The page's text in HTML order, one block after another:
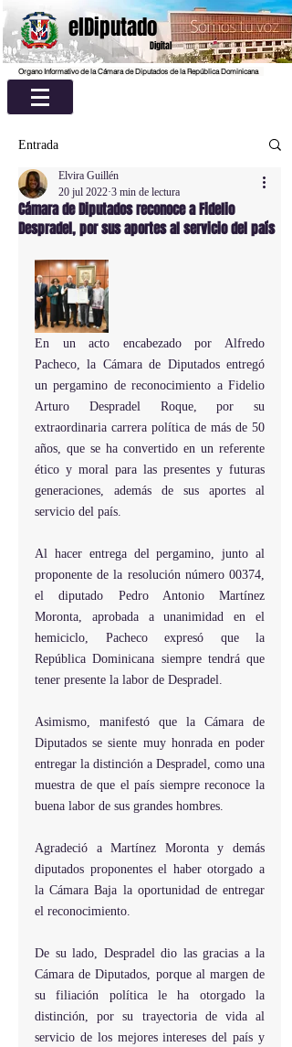
elDiputado
Digital
Organo Informativo de la Cámara de Diputados de la República Dominicana
Entrada
Cámara de Diputados reconoce a Fidelio
Despradel, por sus aportes al servicio del país
Elvira Guillén
20 jul 2022 3 min de lectura
En un acto encabezado por Alfredo
Pacheco, la Cámara de Diputados entregó
un pergamino de reconocimiento a Fidelio
Arturo Despradel Roque, por su
extraordinaria carrera política de más de 50
años, que se ha convertido en un referente
ético y moral para las presentes y futuras
generaciones, además de sus aportes al
servicio del país.
Al hacer entrega del pergamino, junto al
proponente de la resolución número 00374,
el diputado Pedro Antonio Martínez
Moronta, aprobada a unanimidad en el
hemiciclo, Pacheco expresó que la
República Dominicana siempre tendrá que
tener presente la labor de Despradel.
Asimismo, manifestó que la Cámara de
Diputados se siente muy honrada en poder
entregar la distinción a Despradel, como una
muestra de que el país siempre reconoce la
buena labor de sus grandes hombres.
Agradeció a Martínez Moronta y demás
diputados proponentes el haber otorgado a
la Cámara Baja la oportunidad de entregar
el reconocimiento.
De su lado, Despradel dio las gracias a la
Cámara de Diputados, porque al margen de
su filiación política le ha otorgado la
distinción, por su trayectoria de vida al
servicio de los mejores intereses del país y